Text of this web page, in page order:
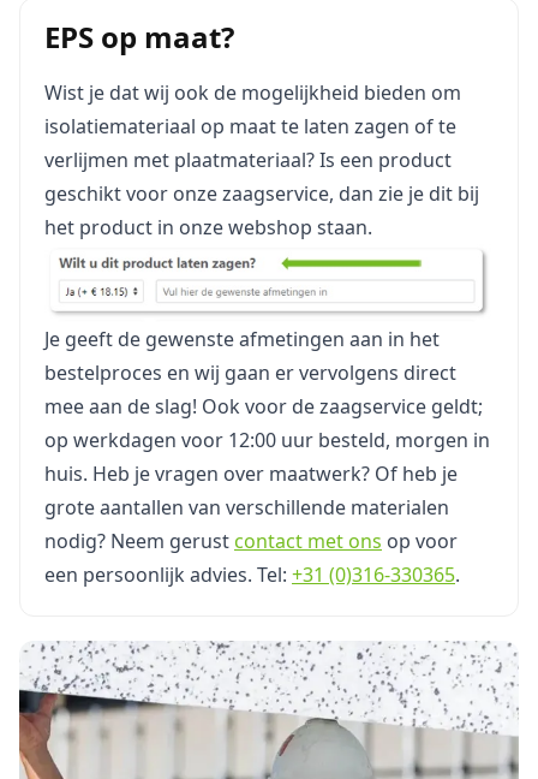
EPS op maat?
Wist je dat wij ook de mogelijkheid bieden om
isolatiemateriaal op maat te laten zagen of te
verlijmen met plaatmateriaal? Is een product
geschikt voor onze zaagservice, dan zie je dit bij
het product in onze webshop staan.
Je geeft de gewenste afmetingen aan in het
bestelproces en wij gaan er vervolgens direct
mee aan de slag! Ook voor de zaagservice geldt;
op werkdagen voor 12:00 uur besteld, morgen in
huis. Heb je vragen over maatwerk? Of heb je
grote aantallen van verschillende materialen
nodig? Neem gerust contact met ons op voor
een persoonlijk advies. Tel: +31 (0)316-330365.